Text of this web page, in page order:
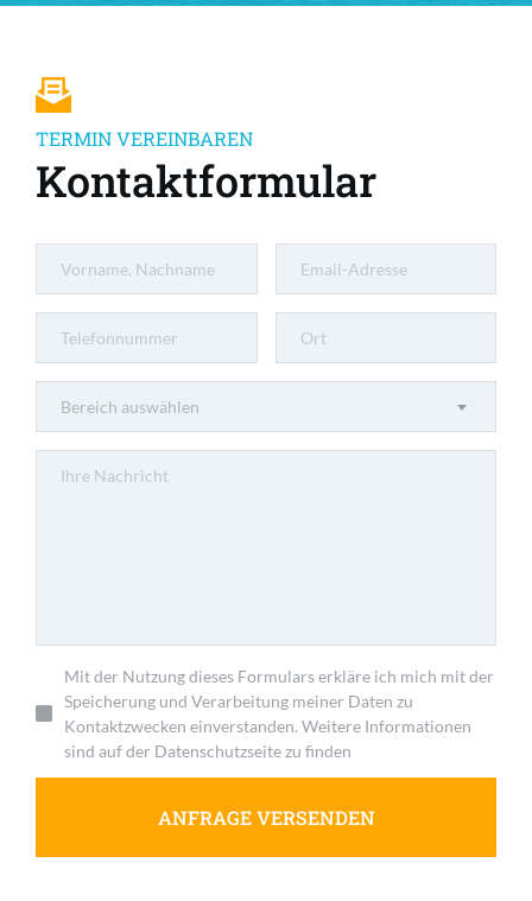
TERMIN VEREINBAREN
Kontaktformular
Bereich auswählen
Mit der Nutzung dieses Formulars erkläre ich mich mit der
Speicherung und Verarbeitung meiner Daten zu
Kontaktzwecken einverstanden. Weitere Informationen
sind auf der Datenschutzseite zu finden
ANFRAGE VERSENDEN